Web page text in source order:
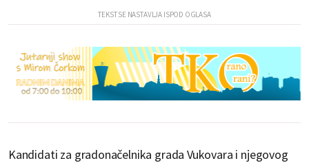
Kandidati za gradonačelnika grada Vukovara i njegovog